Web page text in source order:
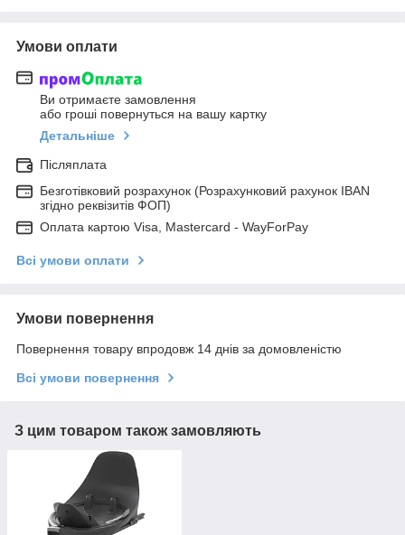
Умови оплати
Ви отримаєте замовлення
або гроші повернуться на вашу картку
Детальніше
Післяплата
Безготівковий розрахунок (Розрахунковий рахунок IBAN
згідно реквізитів ФОП)
Оплата картою Visa, Mastercard - WayForPay
Всі умови оплати
Умови повернення
Повернення товару впродовж 14 днів за домовленістю
Всі умови повернення
З цим товаром також замовляють